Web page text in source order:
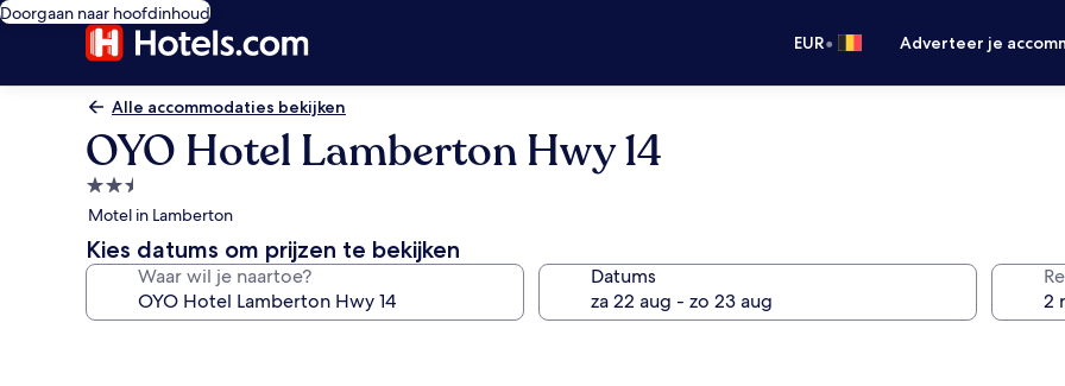
Doorgaan naar hoofdinhoud
EUR• Adverteer je
Alle accommodaties bekijken
OYO Hotel Lamberton Hwy 14
2.5-
sterrenaccommodatie
Motel in Lamberton
Kies datums om prijzen te bekijken
Waar wil je naartoe? Datums